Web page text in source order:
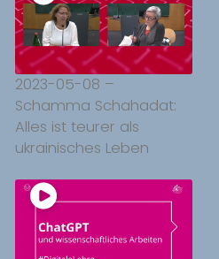
2023-05-08 –
Schamma Schahadat:
Alles ist teurer als
ukrainisches Leben